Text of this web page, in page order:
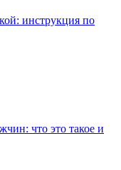
инструкция по
что это такое и